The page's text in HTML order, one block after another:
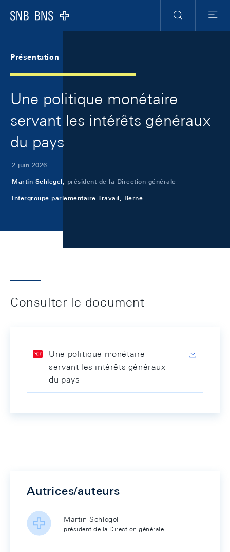
Logo
RechercheMenu
Présentation
Une politique monétaire
servant les intérêts généraux
du pays
2 juin 2026
Martin Schlegel, président de la Direction générale
Intergroupe parlementaire Travail, Berne
Consulter le document
Une politique monétaire
servant les intérêts généraux
du pays
Autrices/auteurs
Martin Schlegel
président de la Direction générale